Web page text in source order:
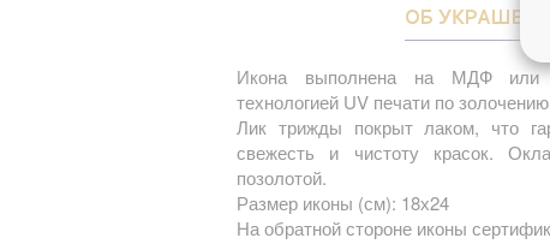
ОБ
Икона выполнена на МДФ или
технологией UV печати по
Лик трижды покрыт лаком, что
свежесть и чистоту красок.
позолотой.
Размер иконы (см): 18х24
На обратной стороне иконы